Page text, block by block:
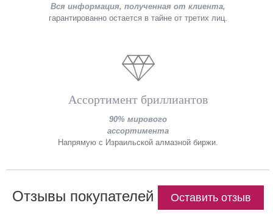
Вся информация, полученная от клиента,
гарантированно остается в тайне от третих лиц.
Ассортимент бриллиантов
90% мирового
ассортимента
Напрямую с Израильской алмазной биржи.
Отзывы покупателей Оставить отзыв